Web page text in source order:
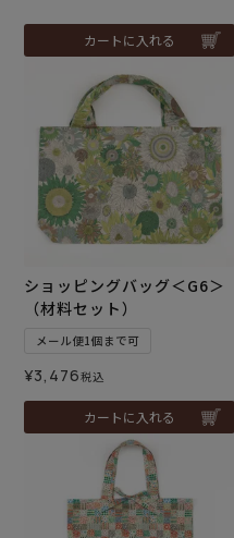
カートに入れる
ショッピングバッグ＜G6＞
（材料セット）
メール便1個まで可
¥3,476税込
カートに入れる